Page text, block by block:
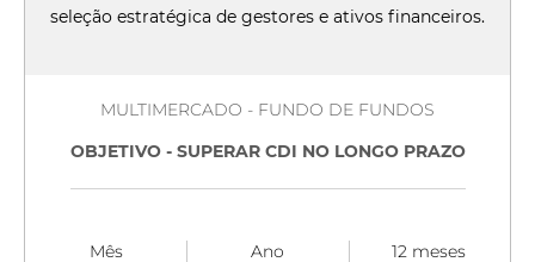
seleção estratégica de gestores e ativos financeiros.
MULTIMERCADO - FUNDO DE FUNDOS
OBJETIVO - SUPERAR CDI NO LONGO PRAZO
Mês Ano 12 meses